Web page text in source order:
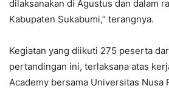
dilaksanakan di Agustus dan dalam
Kabupaten Sukabumi,” terangnya.
Kegiatan yang diikuti 275 peserta
pertandingan ini, terlaksana atas
Academy bersama Universitas Nusa